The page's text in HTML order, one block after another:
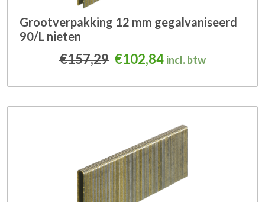
Grootverpakking 12 mm gegalvaniseerd
90/L nieten
€157,29 Oorspronkelijke prijs
€102,84Huidige prijs is:
incl. btw